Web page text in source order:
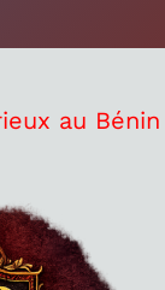
au Bénin